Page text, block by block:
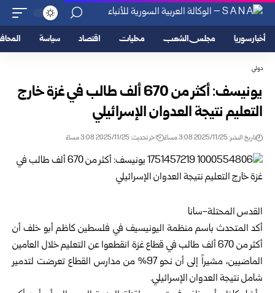
أخبار سوريا مجلس الشعب محليات اقتصاد سياسة
دولي
يونيسف: أكثر من 670 ألف طالب في غزة خارج
التعليم نتيجة العدوان الإسرائيلي
تاريخ النشر: 2025/11/25 3:08 مساءً اخر تحديث: 2025/11/25 3:08 مساءً
القدس المحتلة-سانا
أكد المتحدث باسم منظمة اليونيسيف في فلسطين كاظم أبو خلف أن
أكثر من 670 ألف طالب في قطاع غزة انقطعوا عن التعليم خلال العامين
الماضيين، مشيراً إلى أن نحو 97% من مدارس القطاع تعرضت لتدمير
شامل نتيجة العدوان الإسرائيلي.